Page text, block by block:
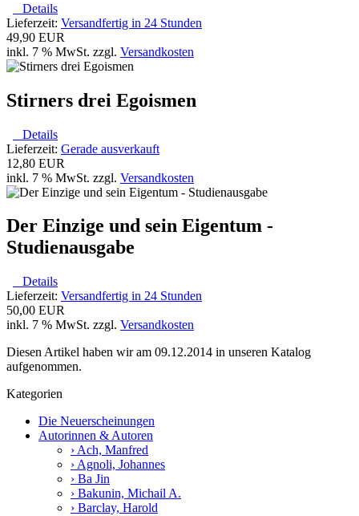
Details
Lieferzeit: Versandfertig in 24 Stunden
49,90 EUR
inkl. 7 % MwSt. zzgl. Versandkosten
Stirners drei Egoismen
Details
Lieferzeit: Gerade ausverkauft
12,80 EUR
inkl. 7 % MwSt. zzgl. Versandkosten
Der Einzige und sein Eigentum -
Studienausgabe
Details
Lieferzeit: Versandfertig in 24 Stunden
50,00 EUR
inkl. 7 % MwSt. zzgl. Versandkosten
Diesen Artikel haben wir am 09.12.2014 in unseren Katalog
aufgenommen.
Kategorien
Die Neuerscheinungen
Autorinnen & Autoren
› Ach, Manfred
› Agnoli, Johannes
› Ba Jin
› Bakunin, Michail A.
› Barclay, Harold